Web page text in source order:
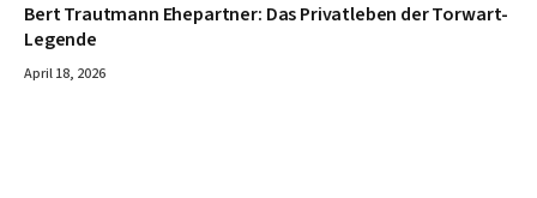
Bert Trautmann Ehepartner: Das Privatleben der Torwart-
Legende
April 18, 2026